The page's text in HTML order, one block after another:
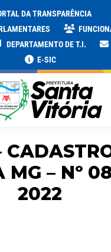
DA TRANSPARÊNCIA
DEPARTAMENTO DE T.I.
E-SIC
MG – Nº
2022